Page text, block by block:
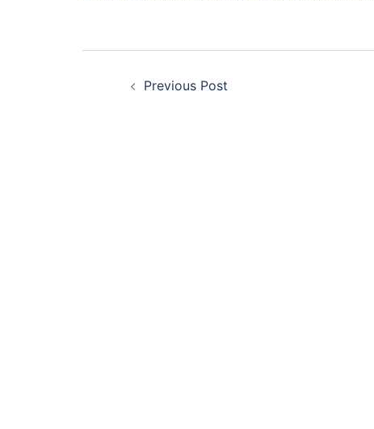
Previous Post